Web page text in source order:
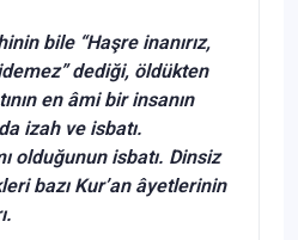
bile “Haşre inanırız,
dediği, öldükten
en âmi bir insanın
izah ve isbatı.
olduğunun isbatı. Dinsiz
bazı Kur’an âyetlerinin